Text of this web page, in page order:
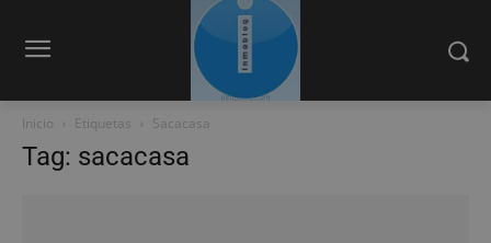
Inicio Etiquetas Sacacasa
Tag: sacacasa